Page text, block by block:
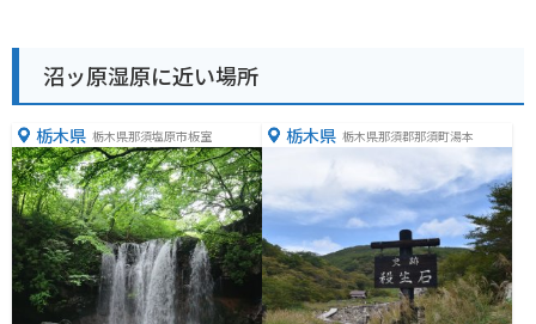
沼ッ原湿原に近い場所
栃木県 栃木県那須塩原市板室 栃木県 栃木県那須郡那須町湯本